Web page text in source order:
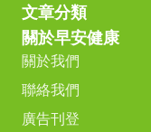
文章分類
關於早安健康
關於我們
聯絡我們
廣告刊登